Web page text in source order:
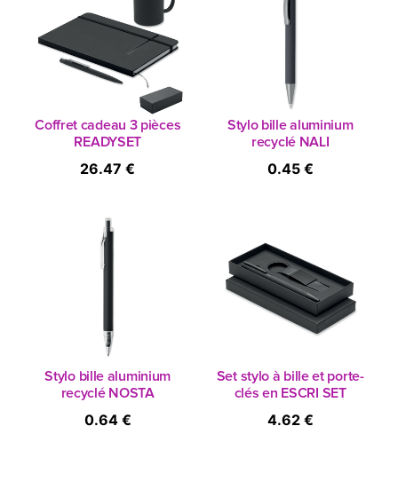
Coffret cadeau 3 pièces
READYSET
26.47 €
Stylo bille aluminium
recyclé NALI
0.45 €
Stylo bille aluminium
recyclé NOSTA
0.64 €
Set stylo à bille et porte-
clés en ESCRI SET
4.62 €